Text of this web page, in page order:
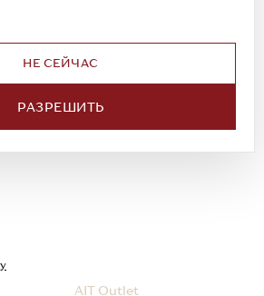
НЕ СЕЙЧАС
РАЗРЕШИТЬОбмен и возврат
Каспи-Ред
AIT Outlet